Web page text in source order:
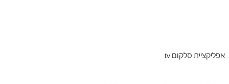
אפליקציית סלקום tv